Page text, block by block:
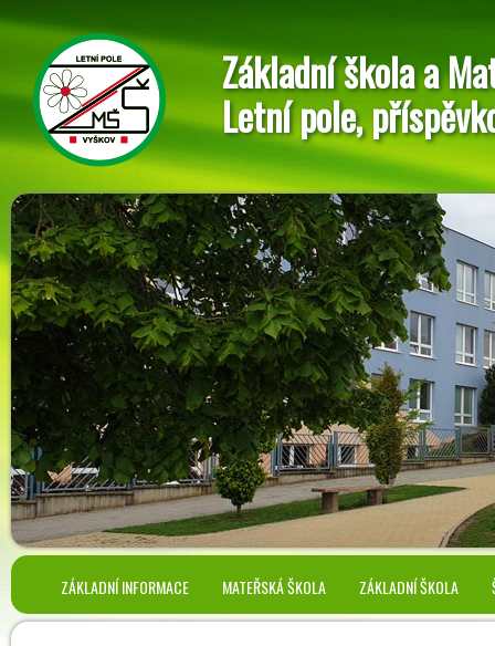
Základní škola a
Letní pole,
ZÁKLADNÍ INFORMACE MATEŘSKÁ ŠKOLA ZÁKLADNÍ ŠKOLA